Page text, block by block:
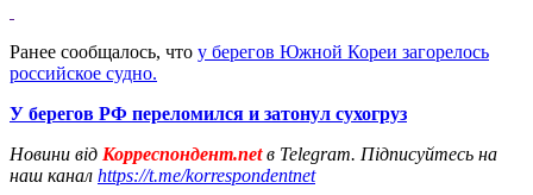
Ранее сообщалось, что у берегов Южной Кореи загорелось
российское судно.
У берегов РФ переломился и затонул сухогруз
Новини від Корреспондент.netв Telegram. Підписуйтесь на
наш канал https://t.me/korrespondentnet